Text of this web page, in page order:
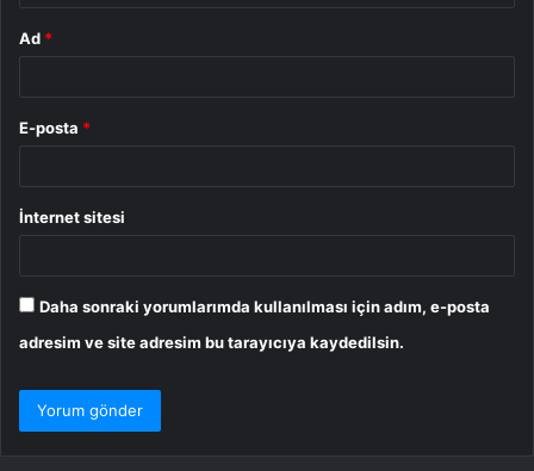
Ad *
E-posta *
İnternet sitesi
Daha sonraki yorumlarımda kullanılması için adım, e-posta
adresim ve site adresim bu tarayıcıya kaydedilsin.